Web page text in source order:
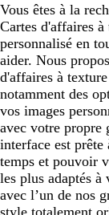
Vous êtes à la
Cartes d'affaires
personnalisé en
aider. Nous
d'affaires à
notamment des
vos images
avec votre propre
interface est
temps et pouvoir
les plus adaptés
avec l’un de nos
style totalement